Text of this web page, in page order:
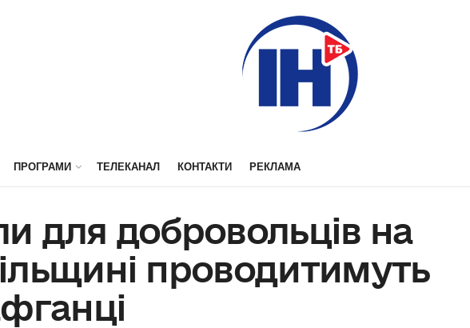
ПРОГРАМИ ТЕЛЕКАНАЛ КОНТАКТИ РЕКЛАМА
для добровольців на
проводитимуть